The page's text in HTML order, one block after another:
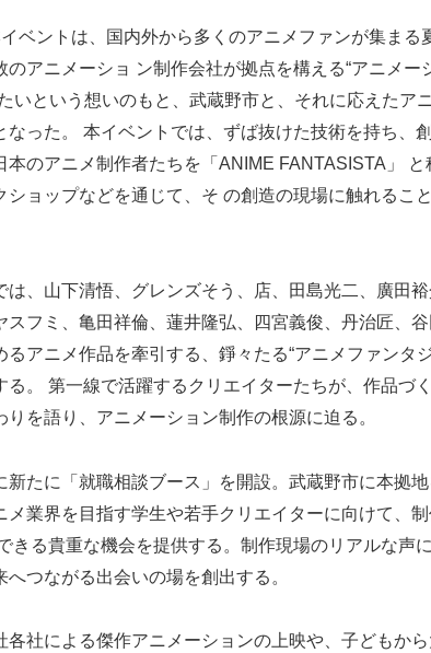
ベントは、国内外から多くのアニメファンが集まる
のアニメーショ ン制作会社が拠点を構える“アニメー
いという想いのもと、武蔵野市と、それに応えたア
なった。 本イベントでは、ずば抜けた技術を持ち、
本のアニメ制作者たちを「ANIME FANTASISTA」 と
ショップなどを通じて、そ の創造の現場に触れるこ
、山下清悟、グレンズそう、店、田島光二、廣田裕
フミ、亀田祥倫、蓮井隆弘、四宮義俊、丹治匠、谷
アニメ作品を牽引する、錚々たる“アニメファンタ
る。 第一線で活躍するクリエイターたちが、作品づ
を語り、アニメーション制作の根源に迫る。
新たに「就職相談ブース」を開設。武蔵野市に本拠
メ業界を目指す学生や若手クリエイターに向けて、
きる貴重な機会を提供する。制作現場のリアルな声
つながる出会いの場を創出する。
各社による傑作アニメーションの上映や、子どもか